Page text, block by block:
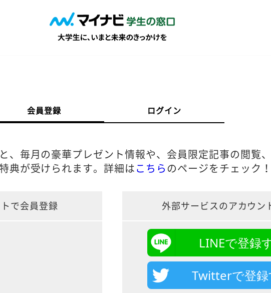
会員登録 ログイン
、毎月の豪華プレゼント情報や、会員限定記事の閲覧
典が受けられます。詳細は こちら のページをチェック！
で会員登録 外部サービスのアカウン
LINEで登録
Twitterで登録